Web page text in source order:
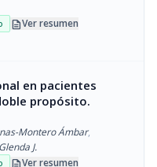
descriptionVer resumen
en pacientes
propósito.
Montero Ámbar,
J.
descriptionVer resumen